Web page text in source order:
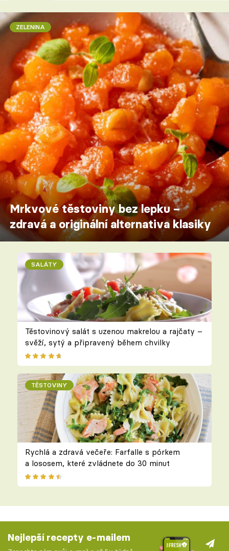
ZELENINA
Mrkvové těstoviny bez lepku –
zdravá a originální alternativa klasiky
SALÁTY
Těstovinový salát s uzenou makrelou a rajčaty –
svěží, sytý a připravený během chvilky
TĚSTOVINY
Rychlá a zdravá večeře: Farfalle s pórkem
a lososem, které zvládnete do 30 minut
Nejlepší recepty e-mailem